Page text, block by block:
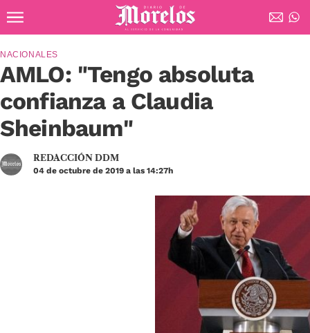
Diario de Morelos
AMLO: "Tengo absoluta
confianza a Claudia
Sheinbaum"
NACIONALES
REDACCIÓN DDM
04 de octubre de 2019 a las 14:27h